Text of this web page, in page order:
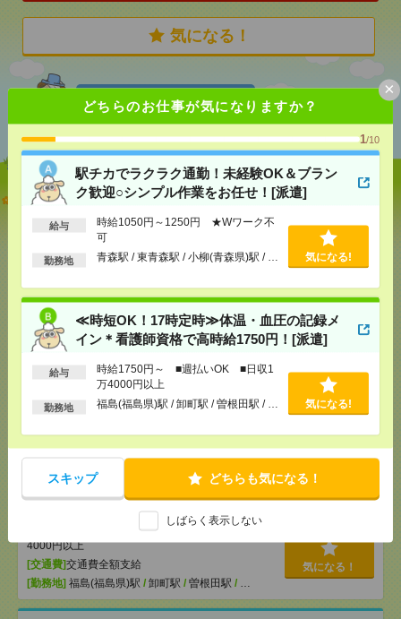
どちらのお仕事が気になりますか？
1/10
駅チカでラクラク通勤！未経験OK＆ブラン
ク歓迎○シンプル作業をお任せ！[派遣]
給与
時給1050円～1250円 ★Wワーク不
可
勤務地 青森駅 / 東青森駅 / 小柳(青森県)駅 / … 気になる!
≪時短OK！17時定時≫体温・血圧の記録メ
イン＊看護師資格で高時給1750円！[派遣]
給与
時給1750円～ ■週払いOK ■日収1
万4000円以上
勤務地 福島(福島県)駅 / 卸町駅 / 曽根田駅 / … 気になる!
スキップ どちらも気になる！
しばらく表示しない
×
気になる！
あなたの閲覧履歴からの
おすすめ
駅チカでラクラク通勤！未経験OK＆ブランク歓迎○
シンプル作業をお任せ！[派遣]
[交通費]交通費全額支給
[勤務地]青森駅/東青森駅/小柳(青森県)駅/…
≪時短OK！17時定時≫体温・血圧の記録メイン＊看
護師資格で高時給1750円！[派遣]
[給 与]時給1750円～ ■週払いOK ■日収1万
[交通費]交通費全額支給
[勤務地]福島(福島県)駅/卸町駅/曽根田駅/…
気になる！
ブランクOK！"日勤のみ"だから働きやすい＊看護師
[派遣]
時給1750円～ ■週払いOK ■日収1万
4000円以上
[交通費]交通費全額支給
[勤務地] 福島(福島県)駅 / 卸町駅 / 曽根田駅 /
気になる！